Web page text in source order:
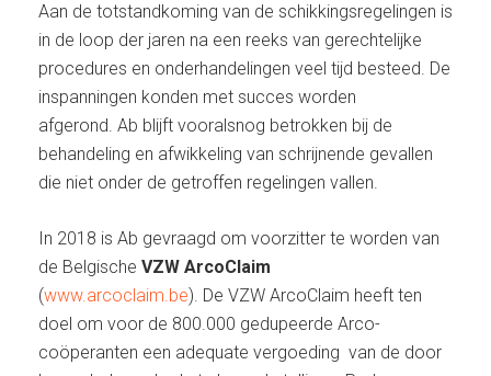
Aan de totstandkoming van de schikkingsregelingen is
in de loop der jaren na een reeks van gerechtelijke
procedures en onderhandelingen veel tijd besteed. De
inspanningen konden met succes worden
afgerond. Ab blijft vooralsnog betrokken bij de
behandeling en afwikkeling van schrijnende gevallen
die niet onder de getroffen regelingen vallen.
In 2018 is Ab gevraagd om voorzitter te worden van
de Belgische VZW ArcoClaim
(www.arcoclaim.be). De VZW ArcoClaim heeft ten
doel om voor de 800.000 gedupeerde Arco-
coöperanten een adequate vergoeding van de door